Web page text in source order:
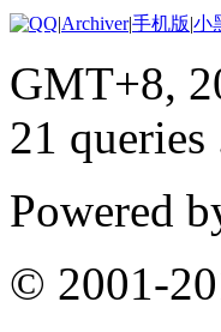
|Archiver|手机版|小
GMT+8,
21 queries
Powered
© 2001-